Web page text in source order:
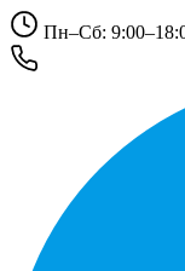
Пн–Сб: